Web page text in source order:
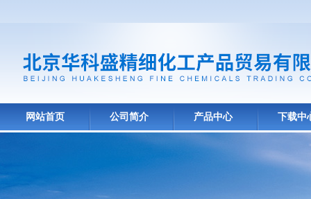
网站首页 公司简介 产品中心 下载中